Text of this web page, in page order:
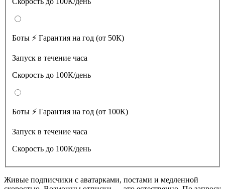
Боты ⚡️ Гарантия на год (от 50К)
Запуск в течение часа
Скорость до 100К/день
Боты ⚡️ Гарантия на год (от 100К)
Запуск в течение часа
Скорость до 100К/день
Живые подписчики с аватарками, постами и медленной